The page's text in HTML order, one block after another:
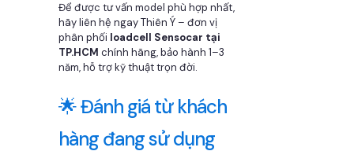
Để được tư vấn model phù hợp nhất,
hãy liên hệ ngay Thiên Ý – đơn vị
phân phối loadcell Sensocar tại
TP.HCM chính hãng, bảo hành 1–3
năm, hỗ trợ kỹ thuật trọn đời.
🌟 Đánh giá từ khách
hàng đang sử dụng